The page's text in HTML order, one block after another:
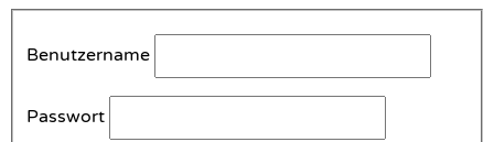
Benutzername
Passwort